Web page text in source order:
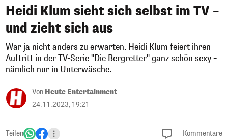
Heidi Klum sieht sich selbst im TV –
und zieht sich aus
War ja nicht anders zu erwarten. Heidi Klum feiert ihren
Auftritt in der TV-Serie "Die Bergretter" ganz schön sexy –
nämlich nur in Unterwäsche.
Von Heute Entertainment
24.11.2023, 19:21
Teilen Kommentare